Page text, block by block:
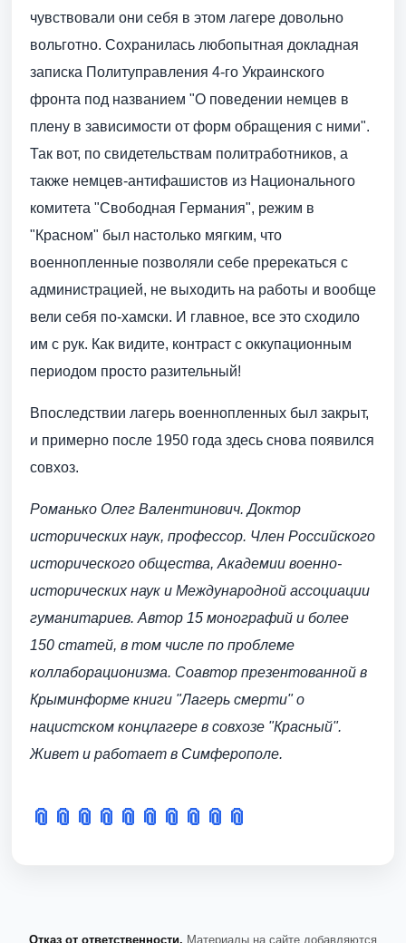
чувствовали они себя в этом лагере довольно
вольготно. Сохранилась любопытная докладная
записка Политуправления 4-го Украинского
фронта под названием "О поведении немцев в
плену в зависимости от форм обращения с ними".
Так вот, по свидетельствам политработников, а
также немцев-антифашистов из Национального
комитета "Свободная Германия", режим в
"Красном" был настолько мягким, что
военнопленные позволяли себе пререкаться с
администрацией, не выходить на работы и вообще
вели себя по-хамски. И главное, все это сходило
им с рук. Как видите, контраст с оккупационным
периодом просто разительный!
Впоследствии лагерь военнопленных был закрыт,
и примерно после 1950 года здесь снова появился
совхоз.
Романько Олег Валентинович. Доктор
исторических наук, профессор. Член Российского
исторического общества, Академии военно-
исторических наук и Международной ассоциации
гуманитариев. Автор 15 монографий и более
150 статей, в том числе по проблеме
коллаборационизма. Соавтор презентованной в
Крыминформе книги "Лагерь смерти" о
нацистском концлагере в совхозе "Красный".
Живет и работает в Симферополе.
📎 📎 📎 📎 📎 📎 📎 📎 📎 📎
Отказ от ответственности. Материалы на сайте добавляются